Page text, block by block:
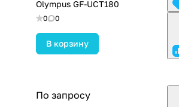
Olympus GF-UCT180
0 0
В корзину
По запросу